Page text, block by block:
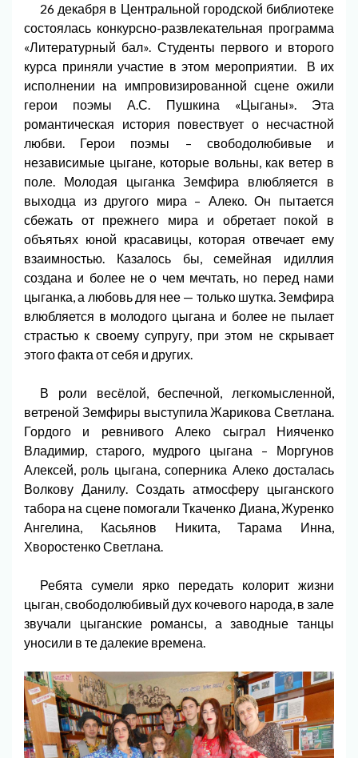
26 декабря в Центральной городской библиотеке
состоялась конкурсно-развлекательная программа
«Литературный бал». Студенты первого и второго
курса приняли участие в этом мероприятии. В их
исполнении на импровизированной сцене ожили
герои поэмы А.С. Пушкина «Цыганы». Эта
романтическая история повествует о несчастной
любви. Герои поэмы – свободолюбивые и
независимые цыгане, которые вольны, как ветер в
поле. Молодая цыганка Земфира влюбляется в
выходца из другого мира – Алеко. Он пытается
сбежать от прежнего мира и обретает покой в
объятьях юной красавицы, которая отвечает ему
взаимностью. Казалось бы, семейная идиллия
создана и более не о чем мечтать, но перед нами
цыганка, а любовь для нее — только шутка. Земфира
влюбляется в молодого цыгана и более не пылает
страстью к своему супругу, при этом не скрывает
этого факта от себя и других.
В роли весёлой, беспечной, легкомысленной,
ветреной Земфиры выступила Жарикова Светлана.
Гордого и ревнивого Алеко сыграл Нияченко
Владимир, старого, мудрого цыгана – Моргунов
Алексей, роль цыгана, соперника Алеко досталась
Волкову Данилу. Создать атмосферу цыганского
табора на сцене помогали Ткаченко Диана, Журенко
Ангелина, Касьянов Никита, Тарама Инна,
Хворостенко Светлана.
Ребята сумели ярко передать колорит жизни
цыган, свободолюбивый дух кочевого народа, в зале
звучали цыганские романсы, а заводные танцы
уносили в те далекие времена.